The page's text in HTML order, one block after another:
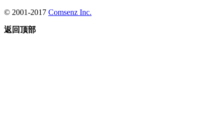
© 2001-2017 Comsenz Inc.
返回顶部